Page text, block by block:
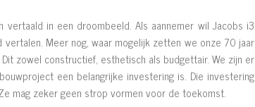
in een droombeeld. Als aannemer wil Jacobs i3
Meer nog, waar mogelijk zetten we onze 70 jaar
zowel constructief, esthetisch als budgettair. We zijn er
een belangrijke investering is. Die investering
mag zeker geen strop vormen voor de toekomst.